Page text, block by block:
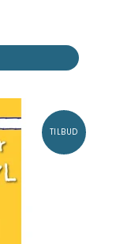
TILBUD